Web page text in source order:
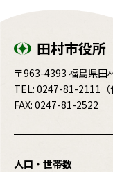
田村市役所
〒963-4393 福島県田
TEL: 0247-81-2111
FAX: 0247-81-2522
人口・世帯数